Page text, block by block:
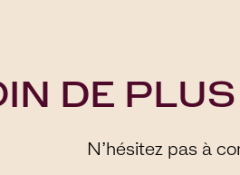
DE
N’hésitez pas à